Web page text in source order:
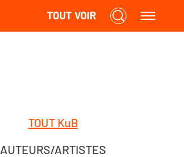
TOUT VOIR
TOUT KuB
AUTEURS/ARTISTES